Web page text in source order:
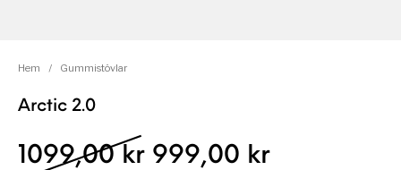
Hem / Gummistövlar
Arctic 2.0
1099,00 kr Det ursprungliga
999,00 krDet